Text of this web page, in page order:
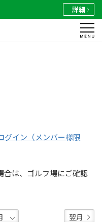
詳細
グイン（メンバー様限
合は、ゴルフ場にご確認
翌月